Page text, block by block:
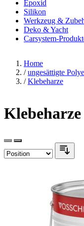
Epoxid
Silikon
Werkzeug &
Deko & Yacht
Carsystem-
Home
/ ungesättigte
/ Klebeharze
Klebeharze